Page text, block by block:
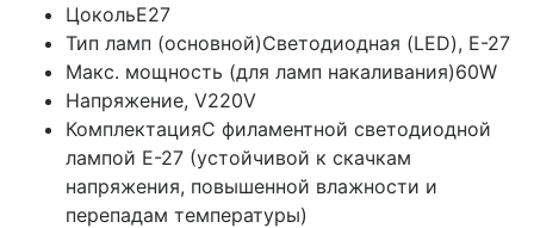
ЦокольE27
Тип ламп (основной)Светодиодная (LED), Е-27
Макс. мощность (для ламп накаливания)60W
Напряжение, V220V
КомплектацияС филаментной светодиодной
лампой E-27 (устойчивой к скачкам
напряжения, повышенной влажности и
перепадам температуры)